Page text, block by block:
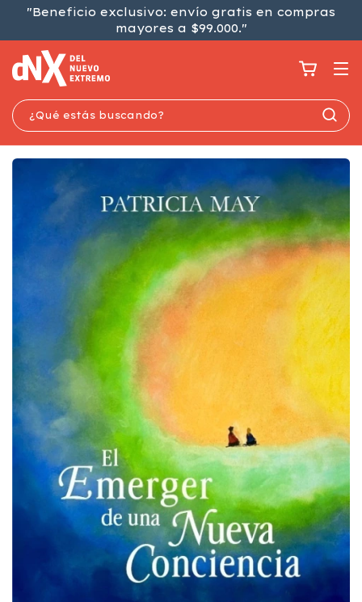
"Beneficio exclusivo: envío gratis en compras
mayores a $99.000."